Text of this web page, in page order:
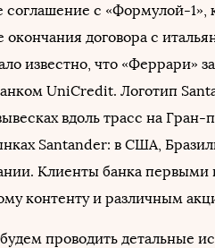
соглашение с «Формулой-1»,
окончания договора с
известно, что «Феррари»
UniCredit. Логотип
вдоль трасс на Гран-
Santander: в США,
Клиенты банка первыми
контенту и различным
проводить детальные